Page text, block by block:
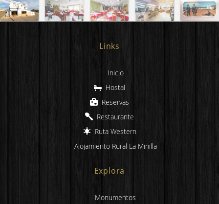
Links
Inicio
Hostal
Reservas
Restaurante
Ruta Western
Alojamiento Rural La Minilla
Explora
Monumentos